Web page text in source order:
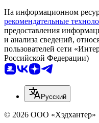
На информационном
рекомендательные
предоставления
и анализа сведений,
пользователей сети
Российской Федерации)
Русский
© 2026 ООО «Хэдхантер»